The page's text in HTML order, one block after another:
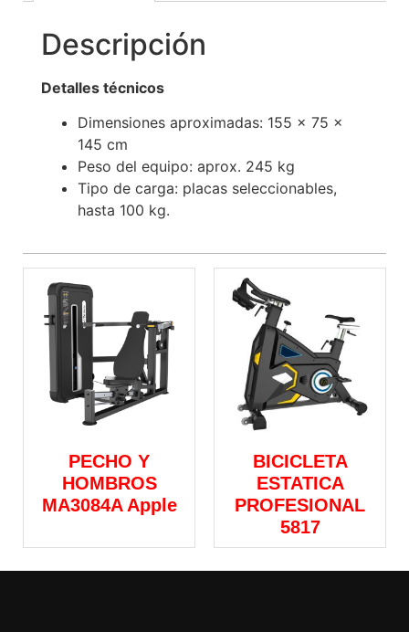
Descripción
Detalles técnicos
Dimensiones aproximadas: 155 × 75 ×
145 cm
Peso del equipo: aprox. 245 kg
Tipo de carga: placas seleccionables,
hasta 100 kg.
PECHO Y
HOMBROS
MA3084A Apple
BICICLETA
ESTATICA
PROFESIONAL
5817